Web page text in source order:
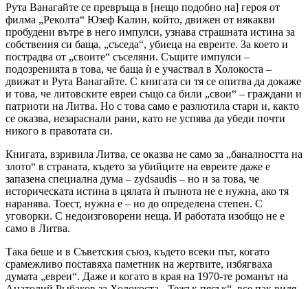
Рута Ванагайте се превръща в [нещо подобно на] героя от
филма „Реколта“ Юзеф Калин, който, движен от някакви
пробудени вътре в него импулси, узнава страшната истина за
собствения си баща, „съседа“, убиеца на евреите. За което и
пострадва от „своите“ съселяни. Същите импулси –
подозренията в това, че баща ѝ е участвал в Холокоста –
движат и Рута Ванагайте. С книгата си тя се опитва да докаже
и това, че литовските евреи също са били „свои“ – граждани и
патриоти на Литва. Но с това само е разлютила стари и, както
се оказва, незараснали рани, като не успява да убеди почти
никого в правотата си.
Книгата, взривила Литва, се оказва не само за „баналността на
злото“ в страната, където за убийците на евреите даже е
запазена специална дума – zydsaudis – но и за това, че
историческата истина в цялата ѝ пълнота не е нужна, ако тя
наранява. Тоест, нужна е – но до определена степен. С
уговорки. С недоизговорени неща. И работата изобщо не е
само в Литва.
Така беше и в Съветския съюз, където всеки път, когато
срамежливо поставяха паметник на жертвите, избягваха
думата „евреи“. Даже и когато в края на 1970-те романът на